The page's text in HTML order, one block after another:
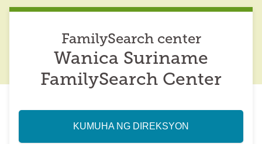
FamilySearch center
Wanica Suriname
FamilySearch Center
KUMUHA NG DIREKSYON